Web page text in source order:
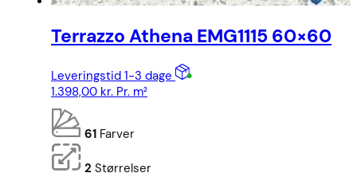
Terrazzo Athena EMG1115 60×60
Leveringstid 1-3 dage
1.398,00 kr. Pr. m²
61 Farver
2 Størrelser